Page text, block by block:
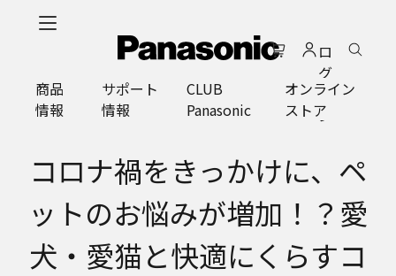
ロ
グ
イ
ン
商品
情報
サポート
情報
CLUB
Panasonic
オンライン
ストア
コロナ禍をきっかけに、ペ
ットのお悩みが増加！？愛
犬・愛猫と快適にくらすコ